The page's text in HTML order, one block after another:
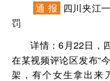
通 报 四川夹江
罚
详情：6月22日，
在某视频评论区发布“
架，有个女生拿出来